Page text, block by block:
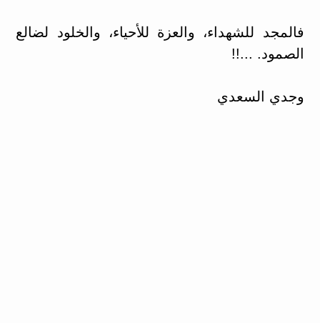
فالمجد للشهداء، والعزة للأحياء، والخلود لضالع
الصمود. ...!!
وجدي السعدي